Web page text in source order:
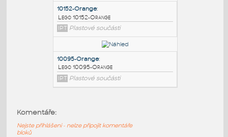
Lego 11947-Orange
IPT Plastové součásti
11946-Orange:
Lego 11946-Orange
IPT Plastové součásti
Lego 10152-Orange
Komentáře:
Nejste přihlášeni - nelze připojit komentáře
bloků